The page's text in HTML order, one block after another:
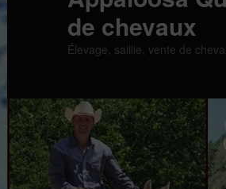
de chevaux
Élevage, saillie, vente de